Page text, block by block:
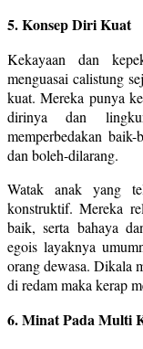
5. Konsep Diri Kuat
Kekayaan dan
menguasai calistung
kuat. Mereka punya
dirinya dan
memperbedakan
dan boleh-dilarang.
Watak anak yang
konstruktif. Mereka
baik, serta bahaya
egois layaknya
orang dewasa. Dikala
di redam maka kerap
6. Minat Pada Multi